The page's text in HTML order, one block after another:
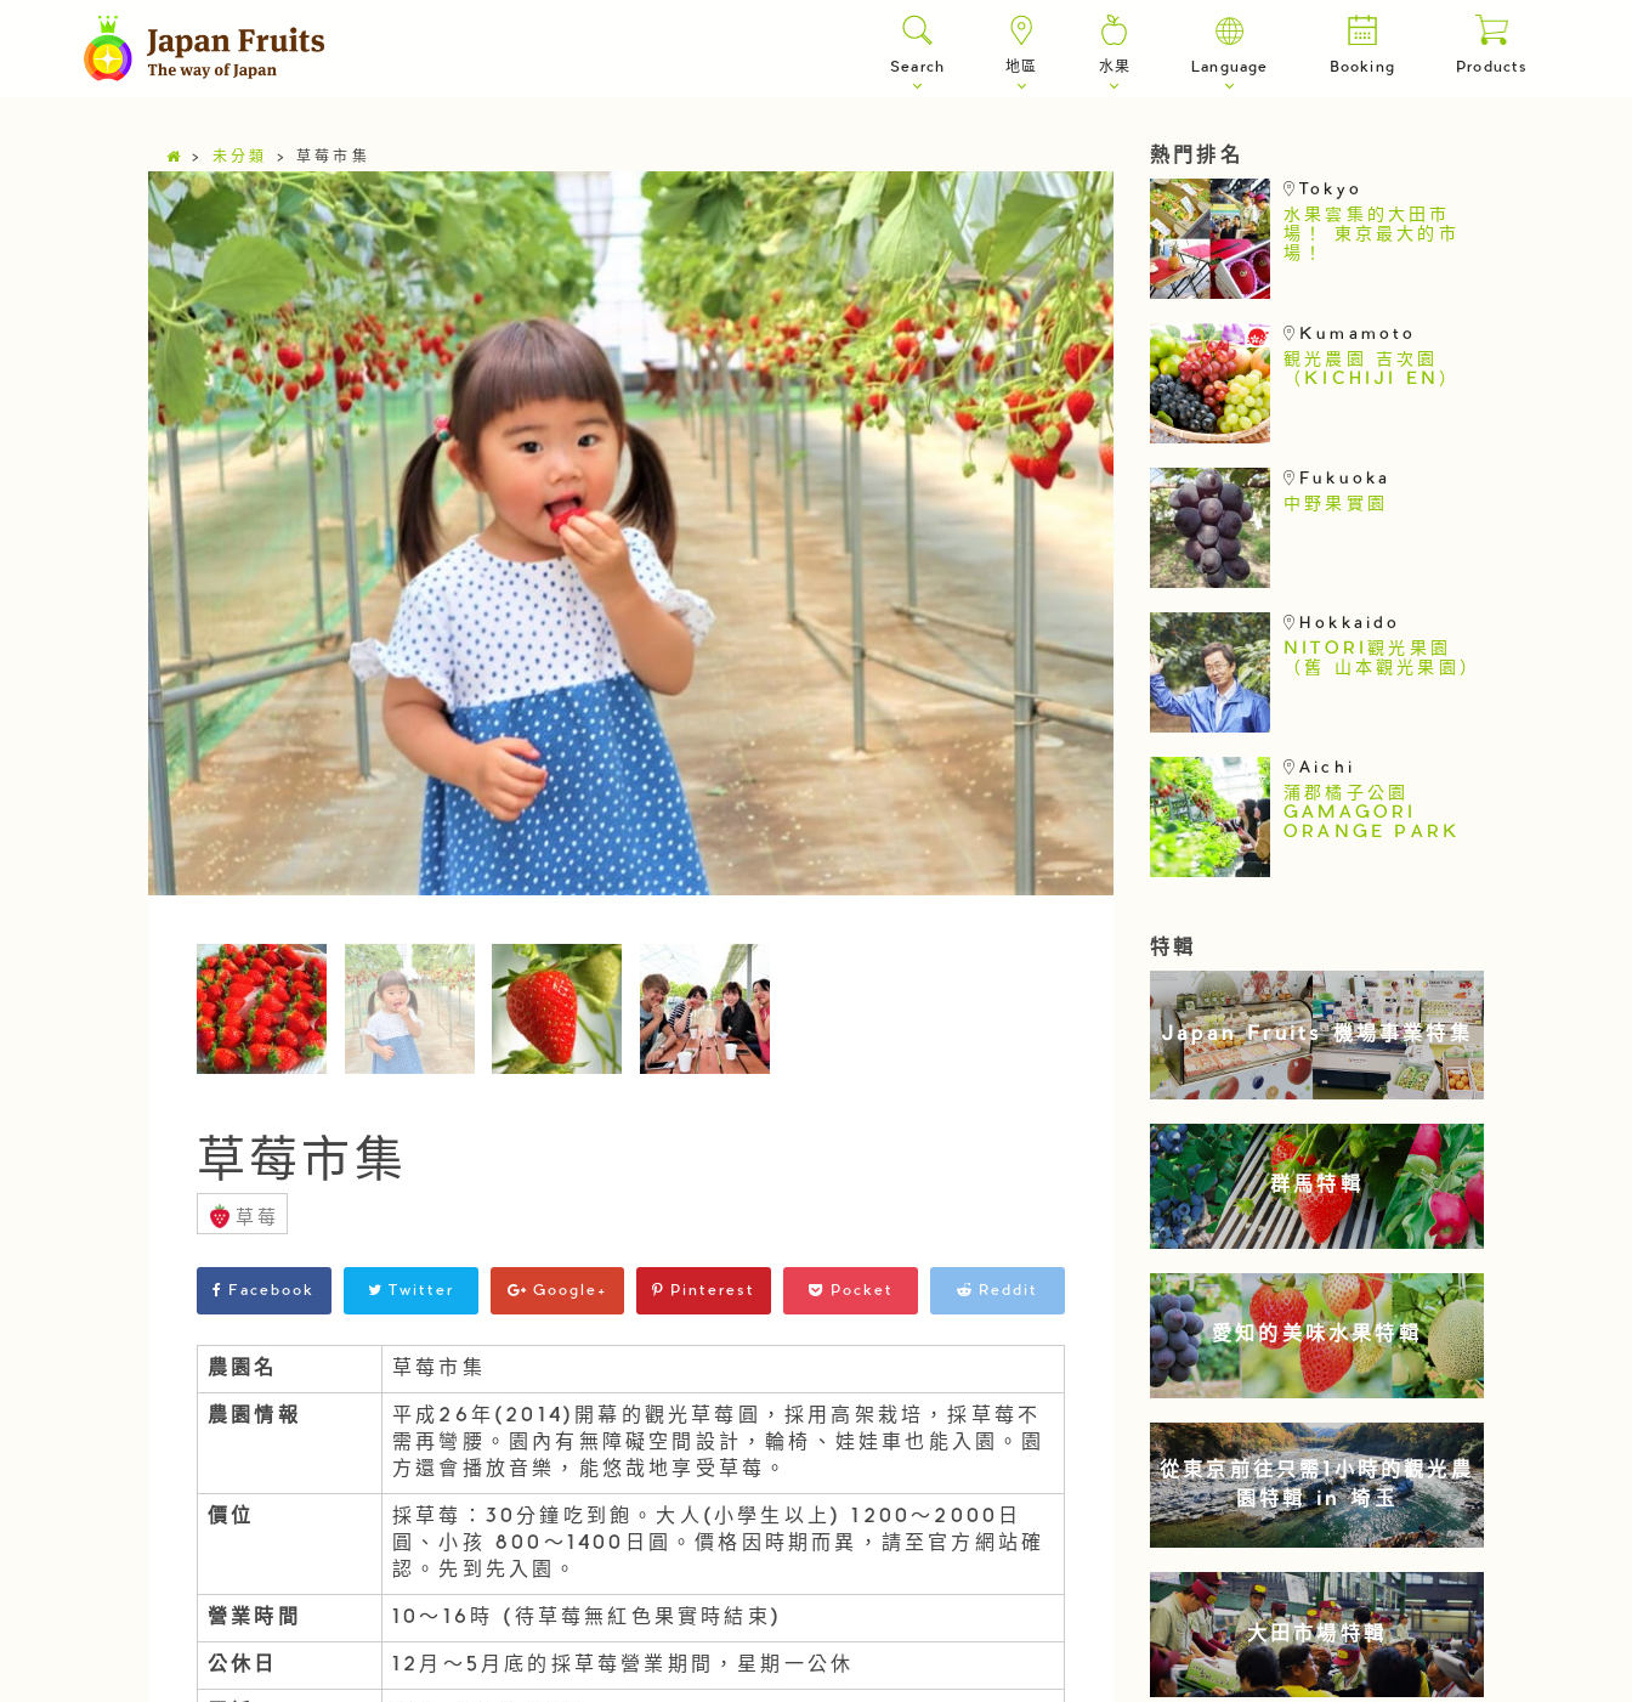
Search 地區 水果 Language Booking Products
> 未分類 >草莓市集
草莓市集
草莓
Facebook Twitter Google+ Pinterest Pocket Reddit
農園名 草莓市集
農園情報
平成26年(2014)開幕的觀光草莓圓，採用高架栽培，採草莓不
需再彎腰。園內有無障礙空間設計，輪椅、娃娃車也能入園。園
方還會播放音樂，能悠哉地享受草莓。
價位
採草莓：30分鐘吃到飽。大人(小學生以上) 1200〜2000日
圓、小孩 800〜1400日圓。價格因時期而異，請至官方網站確
認。先到先入園。
營業時間 10〜16時 (待草莓無紅色果實時結束)
公休日 12月〜5月底的採草莓營業期間，星期一公休
熱門排名
Tokyo
水果雲集的大田市
場！ 東京最大的市
場！
Kumamoto
観光農園 吉次園
（KICHIJI EN）
Fukuoka
中野果實園
Hokkaido
NITORI觀光果園
（舊 山本觀光果園）
Aichi
蒲郡橘子公園
GAMAGORI
ORANGE PARK
特輯
Japan Fruits 機場事業特集
群馬特輯
愛知的美味水果特輯
從東京前往只需1小時的觀光農
園特輯 in 埼玉
大田市場特輯